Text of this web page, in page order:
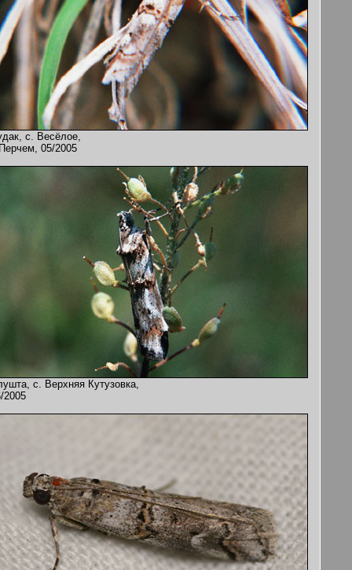
с. Весёлое,
05/2005
с. Верхняя Кутузовка,
2005